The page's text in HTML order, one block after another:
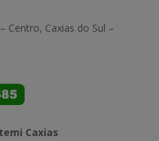
Centro, Caxias do Sul –
Caxias